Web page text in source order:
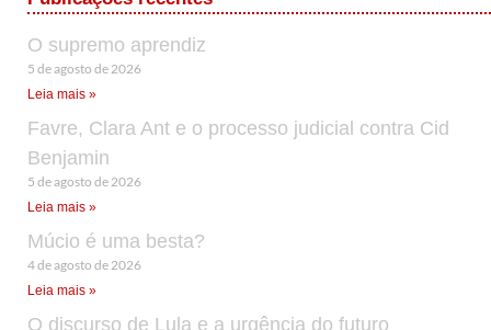
O supremo aprendiz
5 de agosto de 2026
Leia mais »
Favre, Clara Ant e o processo judicial contra Cid
Benjamin
5 de agosto de 2026
Leia mais »
Múcio é uma besta?
4 de agosto de 2026
Leia mais »
O discurso de Lula e a urgência do futuro